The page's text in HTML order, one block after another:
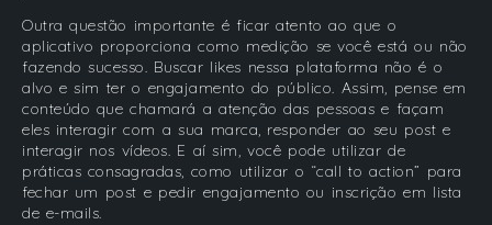
Outra questão importante é ficar atento ao que o
aplicativo proporciona como medição se você está ou não
fazendo sucesso. Buscar likes nessa plataforma não é o
alvo e sim ter o engajamento do público. Assim, pense em
conteúdo que chamará a atenção das pessoas e façam
eles interagir com a sua marca, responder ao seu post e
interagir nos vídeos. E aí sim, você pode utilizar de
práticas consagradas, como utilizar o “call to action” para
fechar um post e pedir engajamento ou inscrição em lista
de e-mails.